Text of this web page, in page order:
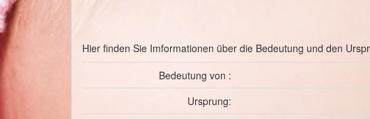
Hier finden Sie Imformationen über die Bedeutung und den
Bedeutung von :
Ursprung: